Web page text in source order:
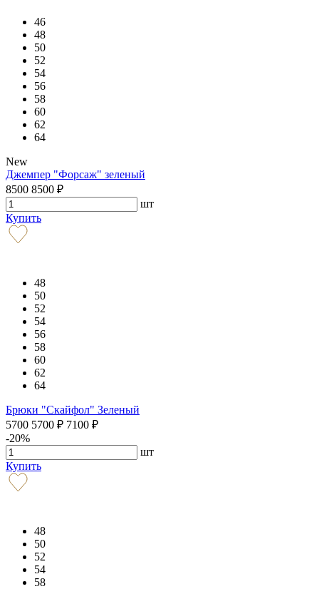
46
48
50
52
54
56
58
60
62
64
New
Джемпер "Форсаж" зеленый
8500 8500 ₽
шт
Купить
48
50
52
54
56
58
60
62
64
Брюки "Скайфол" Зеленый
5700 5700 ₽ 7100 ₽
-20%
шт
Купить
48
50
52
54
58